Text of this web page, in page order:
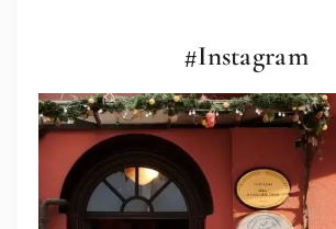
#Instagram